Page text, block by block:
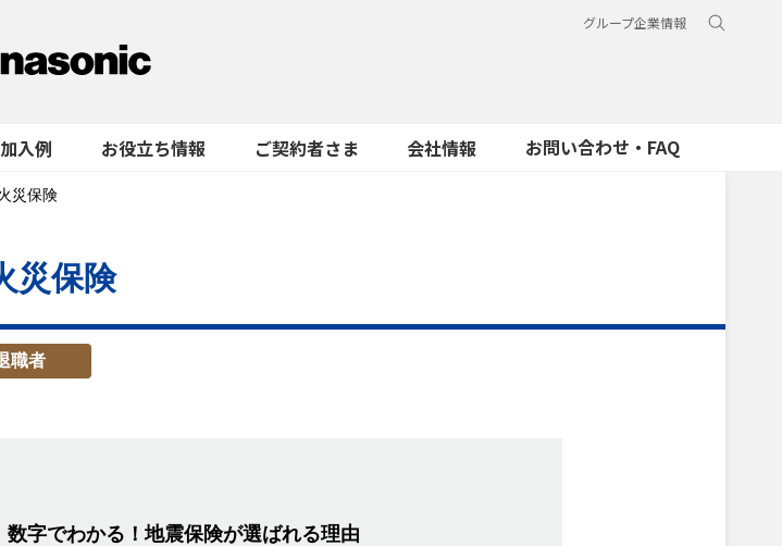
グループ企業情報
入例 お役立ち情報 ご契約者さま 会社情報 お問い合わせ・FAQ
災保険
災保険
職者
数字でわかる！地震保険が選ばれる理由